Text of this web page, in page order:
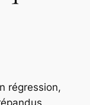
régression,